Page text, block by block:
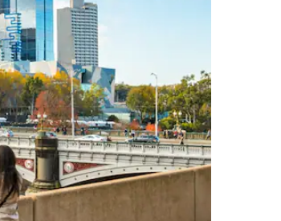
ou en appuyant et en faisant glisser.